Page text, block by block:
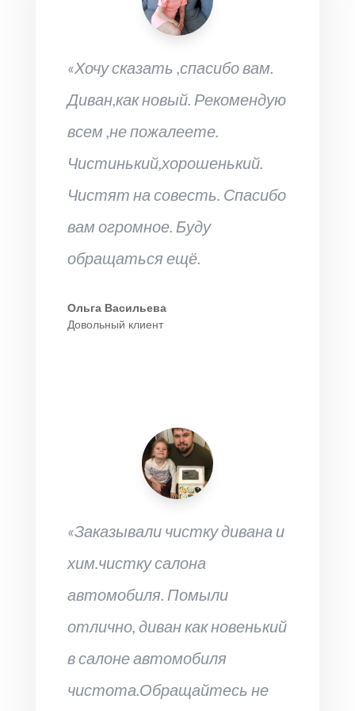
«Хочу сказать ,спасибо вам.
Диван,как новый. Рекомендую
всем ,не пожалеете.
Чистинький,хорошенький.
Чистят на совесть. Спасибо
вам огромное. Буду
обращаться ещё.
Ольга Васильева
Довольный клиент
«Заказывали чистку дивана и
хим.чистку салона
автомобиля. Помыли
отлично, диван как новенький
в салоне автомобиля
чистота.Обращайтесь не